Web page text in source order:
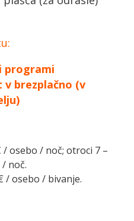
programi
v brezplačno (v
osebo / noč; otroci 7 –
noč.
/ osebo / bivanje.